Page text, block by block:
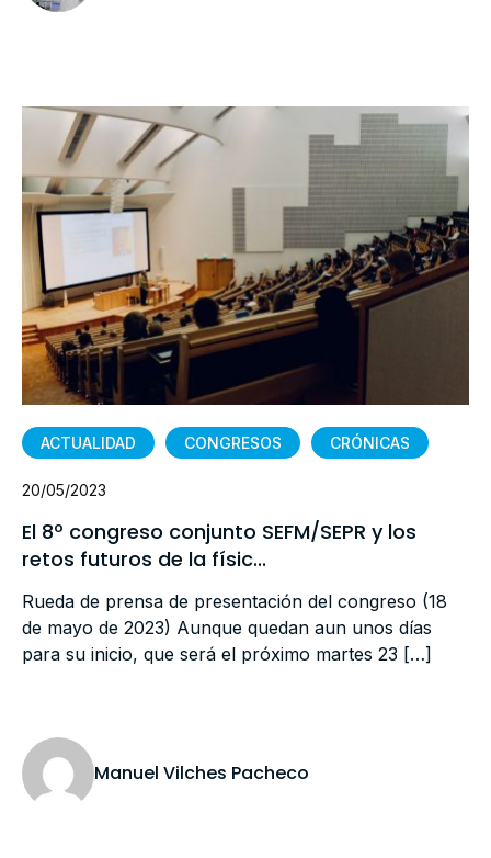
ACTUALIDAD CONGRESOS CRÓNICAS
20/05/2023
El 8º congreso conjunto SEFM/SEPR y los
retos futuros de la físic...
Rueda de prensa de presentación del congreso (18
de mayo de 2023) Aunque quedan aun unos días
para su inicio, que será el próximo martes 23 […]
Manuel Vilches Pacheco